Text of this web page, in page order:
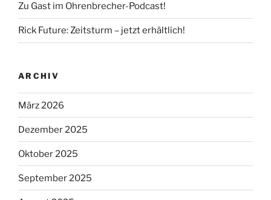
Zu Gast im Ohrenbrecher-Podcast!
Rick Future: Zeitsturm – jetzt erhältlich!
ARCHIV
März 2026
Dezember 2025
Oktober 2025
September 2025